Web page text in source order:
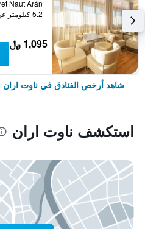
5.2 كيلومتر عن وسط المدينة
1,095 ﷼
شاهد أرخص الفنادق في ناوت اران
استكشف ناوت اران